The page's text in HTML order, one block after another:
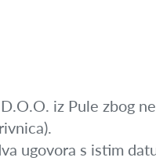
iz Pule zbog
ugovora s istim